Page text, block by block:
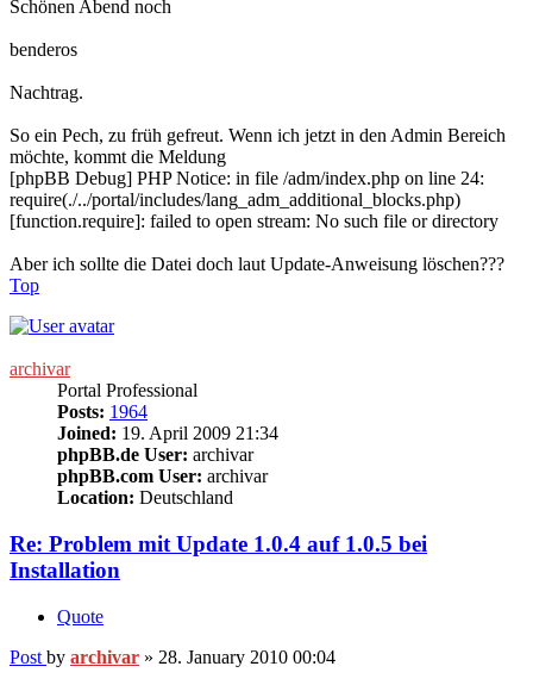
Schönen Abend noch
benderos
Nachtrag.
So ein Pech, zu früh gefreut. Wenn ich jetzt in den Admin Bereich
möchte, kommt die Meldung
[phpBB Debug] PHP Notice: in file /adm/index.php on line 24:
require(./../portal/includes/lang_adm_additional_blocks.php)
[function.require]: failed to open stream: No such file or directory
Aber ich sollte die Datei doch laut Update-Anweisung löschen???
Top
archivar
Portal Professional
Posts: 1964
Joined: 19. April 2009 21:34
phpBB.de User: archivar
phpBB.com User: archivar
Location: Deutschland
Re: Problem mit Update 1.0.4 auf 1.0.5 bei
Installation
Quote
Post by archivar » 28. January 2010 00:04